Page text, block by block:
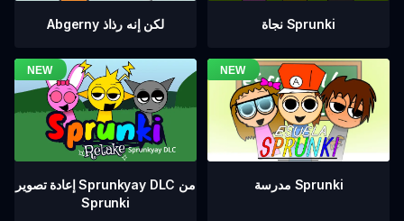
Abgerny لكن إنه رذاذ نجاة Sprunki
إعادة تصوير Sprunkyay DLC من
Sprunki
مدرسة Sprunki